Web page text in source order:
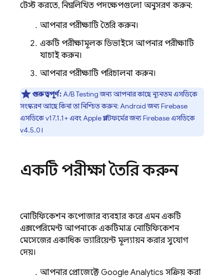
টেস্ট করতে, নিম্নলিখিত পদক্ষেপগুলো অনুসরণ করুন:
আপনার পরীক্ষাটি তৈরি করুন।
একটি পরীক্ষামূলক ডিভাইসে আপনার পরীক্ষাটি
যাচাই করুন।
আপনার পরীক্ষাটি পরিচালনা করুন।
গুরুত্বপূর্ণ:A/B Testingজন্য আপনার কাছে ন্যূনতম এসডিকে
সংস্করণ আছে কিনা তা নিশ্চিত করুন:Androidজন্যFirebase
এসডিকে v17.1.1+ এবংAppleপ্ল্যাটফর্মের জন্যFirebaseএসডিকে
v4.5.0।
একটি পরীক্ষা তৈরি করুন
নোটিফিকেশন কম্পোজার ব্যবহার করে এমন একটি
এক্সপেরিমেন্ট আপনাকে একটিমাত্র নোটিফিকেশন
মেসেজের একাধিক ভ্যারিয়েন্ট মূল্যায়ন করার সুযোগ
দেয়।
আপনার প্রোজেক্টে Google Analytics সক্রিয় করা